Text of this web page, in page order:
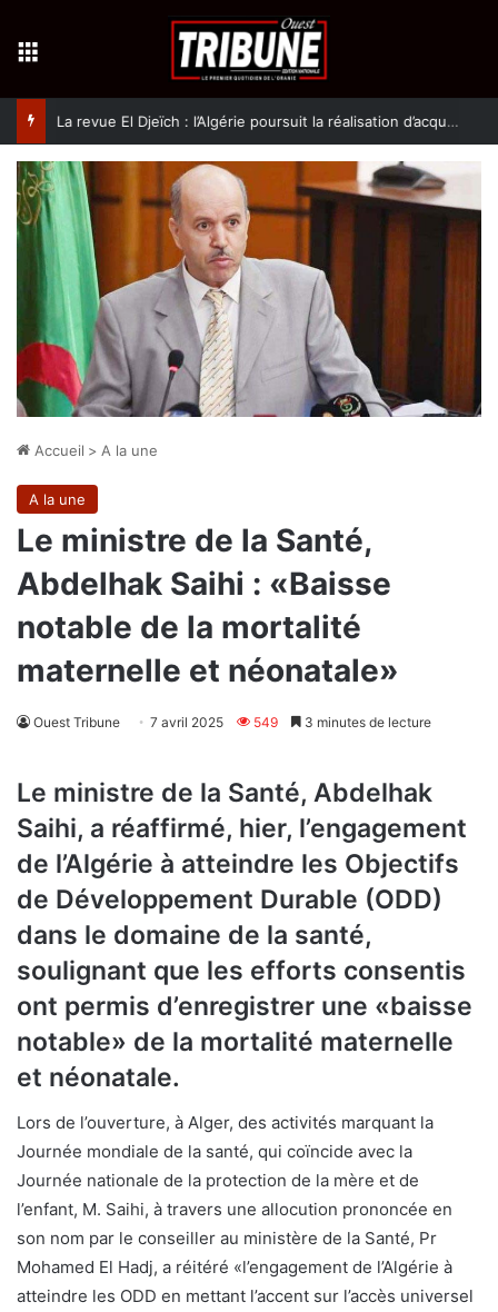
La revue El Djeïch : l’Algérie poursuit la réalisation d’acquis qualitatifs et historiques dans un climat de sécurité et de stabilité
Accueil > A la une
A la une
Le ministre de la Santé,
Abdelhak Saihi : «Baisse
notable de la mortalité
maternelle et néonatale»
Ouest Tribune 7 avril 2025 549 3 minutes de lecture
Le ministre de la Santé, Abdelhak
Saihi, a réaffirmé, hier, l’engagement
de l’Algérie à atteindre les Objectifs
de Développement Durable (ODD)
dans le domaine de la santé,
soulignant que les efforts consentis
ont permis d’enregistrer une «baisse
notable» de la mortalité maternelle
et néonatale.
Lors de l’ouverture, à Alger, des activités marquant la
Journée mondiale de la santé, qui coïncide avec la
Journée nationale de la protection de la mère et de
l’enfant, M. Saihi, à travers une allocution prononcée en
son nom par le conseiller au ministère de la Santé, Pr
Mohamed El Hadj, a réitéré «l’engagement de l’Algérie à
atteindre les ODD en mettant l’accent sur l’accès universel